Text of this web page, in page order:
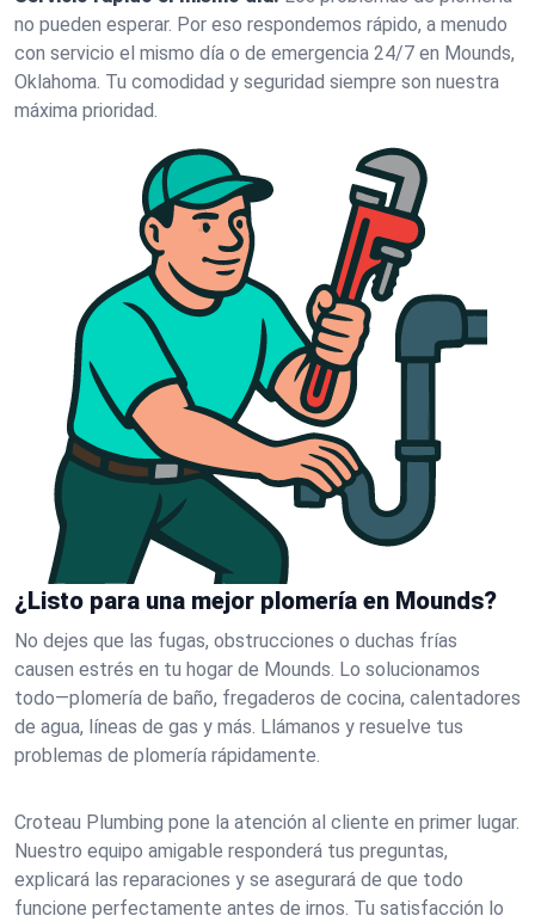
no pueden esperar. Por eso respondemos rápido, a menudo
con servicio el mismo día o de emergencia 24/7 en Mounds,
Oklahoma. Tu comodidad y seguridad siempre son nuestra
máxima prioridad.
¿Listo para una mejor plomería en Mounds?
No dejes que las fugas, obstrucciones o duchas frías
causen estrés en tu hogar de Mounds. Lo solucionamos
todo—plomería de baño, fregaderos de cocina, calentadores
de agua, líneas de gas y más. Llámanos y resuelve tus
problemas de plomería rápidamente.
Croteau Plumbing pone la atención al cliente en primer lugar.
Nuestro equipo amigable responderá tus preguntas,
explicará las reparaciones y se asegurará de que todo
funcione perfectamente antes de irnos. Tu satisfacción lo